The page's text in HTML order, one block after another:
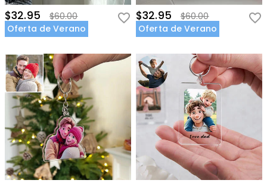
$32.95
$60.00
Oferta de Verano
$32.95
$60.00
Oferta de Verano